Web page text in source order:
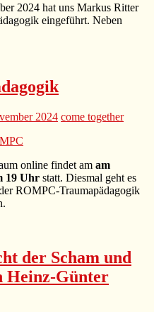
2024 hat uns Markus Ritter
eingeführt. Neben
2024 come together
online findet am am
19 Uhr statt. Diesmal geht es
ROMPC-Traumapädagogik
der Scham und
Heinz-Günter